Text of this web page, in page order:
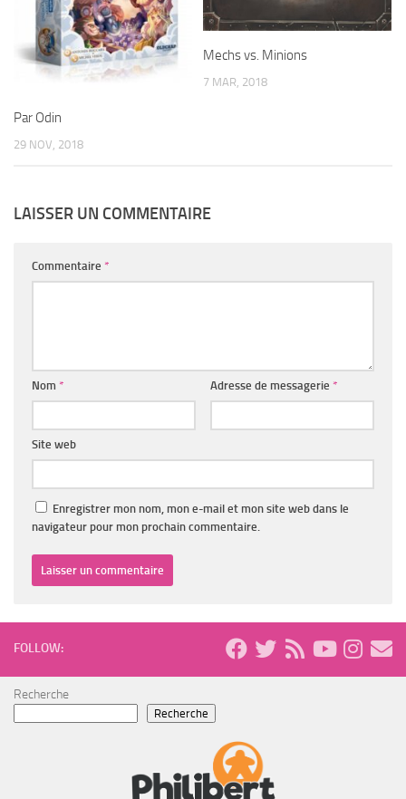
Par Odin
29 NOV, 2018
Mechs vs. Minions
7 MAR, 2018
LAISSER UN COMMENTAIRE
Commentaire *
Nom * Adresse de messagerie *
Site web
Enregistrer mon nom, mon e-mail et mon site web dans le
navigateur pour mon prochain commentaire.
FOLLOW:
Recherche
Recherche